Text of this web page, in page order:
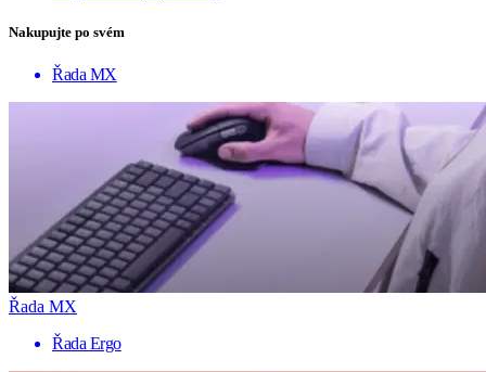
Nakupujte po svém
Řada MX
Řada MX
Řada Ergo